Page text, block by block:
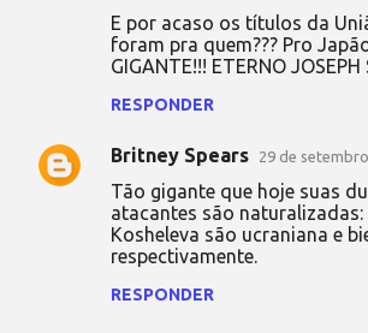
E por acaso os títulos da
foram pra quem??? Pro
GIGANTE!!! ETERNO JOSEPH
RESPONDER
Britney Spears 29 de
Tão gigante que hoje suas
atacantes são naturalizadas:
Kosheleva são ucraniana e
respectivamente.
RESPONDER